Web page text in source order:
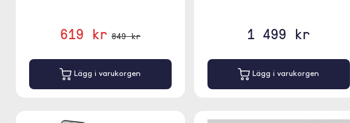
619 kr 849 kr
Lägg i varukorgen
1 499 kr
Lägg i varukorgen